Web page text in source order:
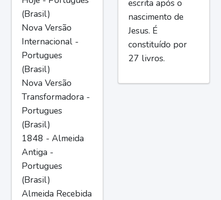
(Brasil)
Nova Versão
Internacional -
Portugues
(Brasil)
Nova Versão
Transformadora -
Portugues
(Brasil)
1848 - Almeida
Antiga -
Portugues
(Brasil)
Almeida Recebida
escrita após o
nascimento de
Jesus. É
constituído por
27 livros.